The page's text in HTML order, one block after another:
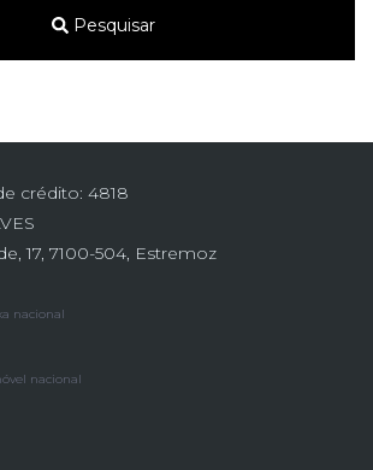
Pesquisar
crédito: 4818
17, 7100-504, Estremoz
nacional
nacional